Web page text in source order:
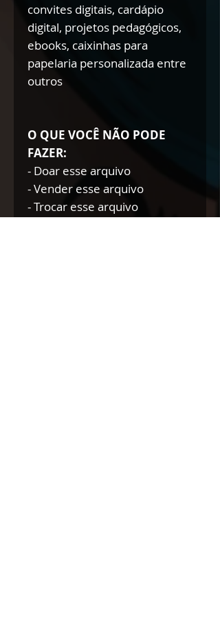
convites digitais, cardápio
digital, projetos pedagógicos,
ebooks, caixinhas para
papelaria personalizada entre
outros
O QUE VOCÊ NÃO PODE
FAZER:
- Doar esse arquivo
- Vender esse arquivo
- Trocar esse arquivo